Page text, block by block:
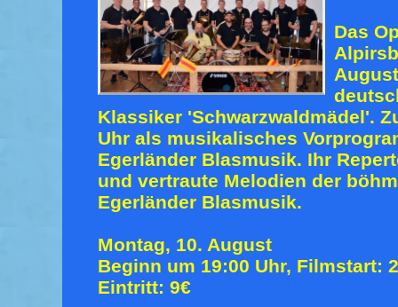
Das
Klassiker 'Schwarzwaldmädel'.
Uhr als musikalisches
Egerländer Blasmusik. Ihr
und vertraute Melodien der
Egerländer Blasmusik.
Montag, 10. August
Beginn um 19:00 Uhr, Filmstart:
Eintritt: 9€